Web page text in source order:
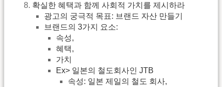
확실한 혜택과 함께 사회적 가치를 제시하라
광고의 궁극적 목표: 브랜드 자산 만들기
브랜드의 3가지 요소:
속성,
혜택,
가치
Ex> 일본의 철도회사인 JTB
속성: 일본 제일의 철도 회사,